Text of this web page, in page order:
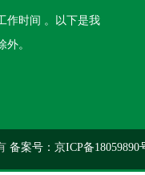
作时间 。以下是我
。
备案号：京ICP备18059890